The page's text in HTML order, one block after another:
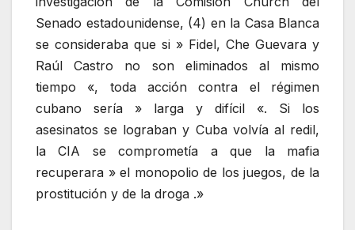
Senado estadounidense, (4) en la Casa Blanca
se consideraba que si » Fidel, Che Guevara y
Raúl Castro no son eliminados al mismo
tiempo «, toda acción contra el régimen
cubano sería » larga y difícil «. Si los
asesinatos se lograban y Cuba volvía al redil,
la CIA se comprometía a que la mafia
recuperara » el monopolio de los juegos, de la
prostitución y de la droga .»